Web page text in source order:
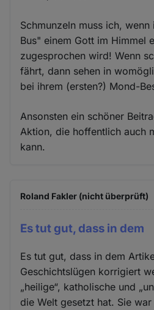
Schmunzeln muss ich,
Bus" einem Gott im Himmel
zugesprochen wird! Wenn
fährt, dann sehen in
bei ihrem (ersten?) Mond-
Ansonsten ein schöner
Aktion, die hoffentlich auch
kann.
Roland Fakler (nicht überprüft)
Es tut gut, dass in dem
Es tut gut, dass in dem
Geschichtslügen korrigiert
„heilige“, katholische und
die Welt gesetzt hat. Sie